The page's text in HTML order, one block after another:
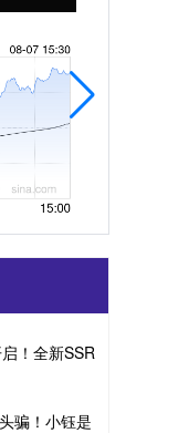
！全新SSR
骗！小钰是